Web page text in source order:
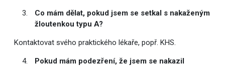
Co mám dělat, pokud jsem se setkal s nakaženým
žloutenkou typu A?
Kontaktovat svého praktického lékaře, popř. KHS.
Pokud mám podezření, že jsem se nakazil